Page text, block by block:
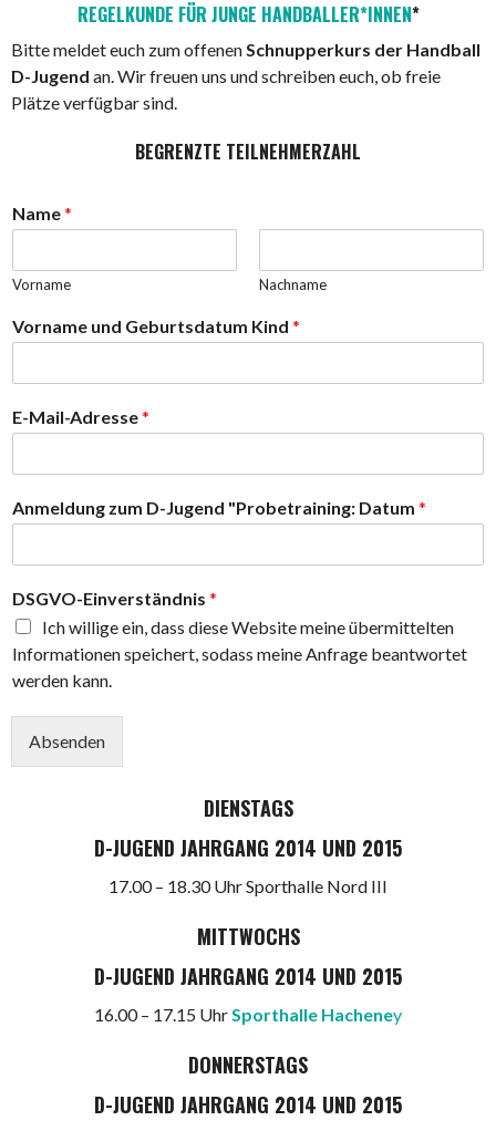
REGELKUNDE FÜR JUNGE HANDBALLER*INNEN*
Bitte meldet euch zum offenenSchnupperkurs der Handball
D-Jugend an. Wir freuen uns und schreiben euch, ob freie
Plätze verfügbar sind.
BEGRENZTE TEILNEHMERZAHL
Name*
Vorname Nachname
Vorname und Geburtsdatum Kind *
u
"
r
b
t
r
a
n
i
E-Mail-Adresse*
Anmeldung zum D-Jugend "Probetraining: Datum *
DSGVO-Einverständnis *
Ich willige ein, dass diese Website meine übermittelten
Informationen speichert, sodass meine Anfrage beantwortet
werden kann.
Absenden
DIENSTAGS
D-JUGEND JAHRGANG 2014 UND 2015
17.00 – 18.30 Uhr Sporthalle Nord III
MITTWOCHS
D-JUGEND JAHRGANG 2014 UND 2015
16.00 – 17.15 UhrSporthalle Hacheney
DONNERSTAGS
D-JUGEND JAHRGANG 2014 UND 2015